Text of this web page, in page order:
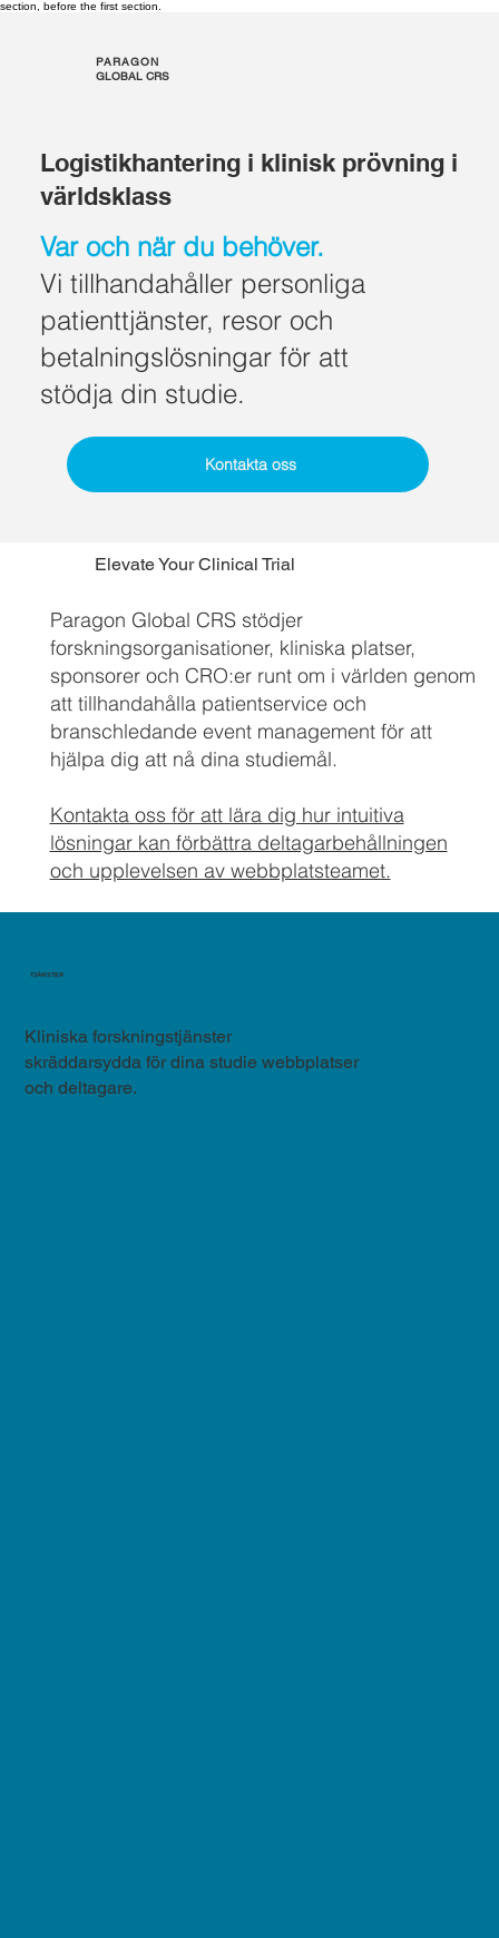
section, before the first section.
PARAGON
GLOBAL CRS
Kontakta oss
Var och när du behöver.
Vi tillhandahåller personliga
patienttjänster, resor och
betalningslösningar för att
stödja din studie.
Logistikhantering i klinisk prövning i
världsklass
Kliniska forskningstjänster
skräddarsydda för dina studie webbplatser
och deltagare.
TJÄNSTER
Elevate Your Clinical Trial
Paragon Global CRS stödjer
forskningsorganisationer, kliniska platser,
sponsorer och CRO:er runt om i världen genom
att tillhandahålla patientservice och
branschledande event management för att
hjälpa dig att nå dina studiemål.
Kontakta oss för att lära dig hur intuitiva
lösningar kan förbättra deltagarbehållningen
och upplevelsen av webbplatsteamet.